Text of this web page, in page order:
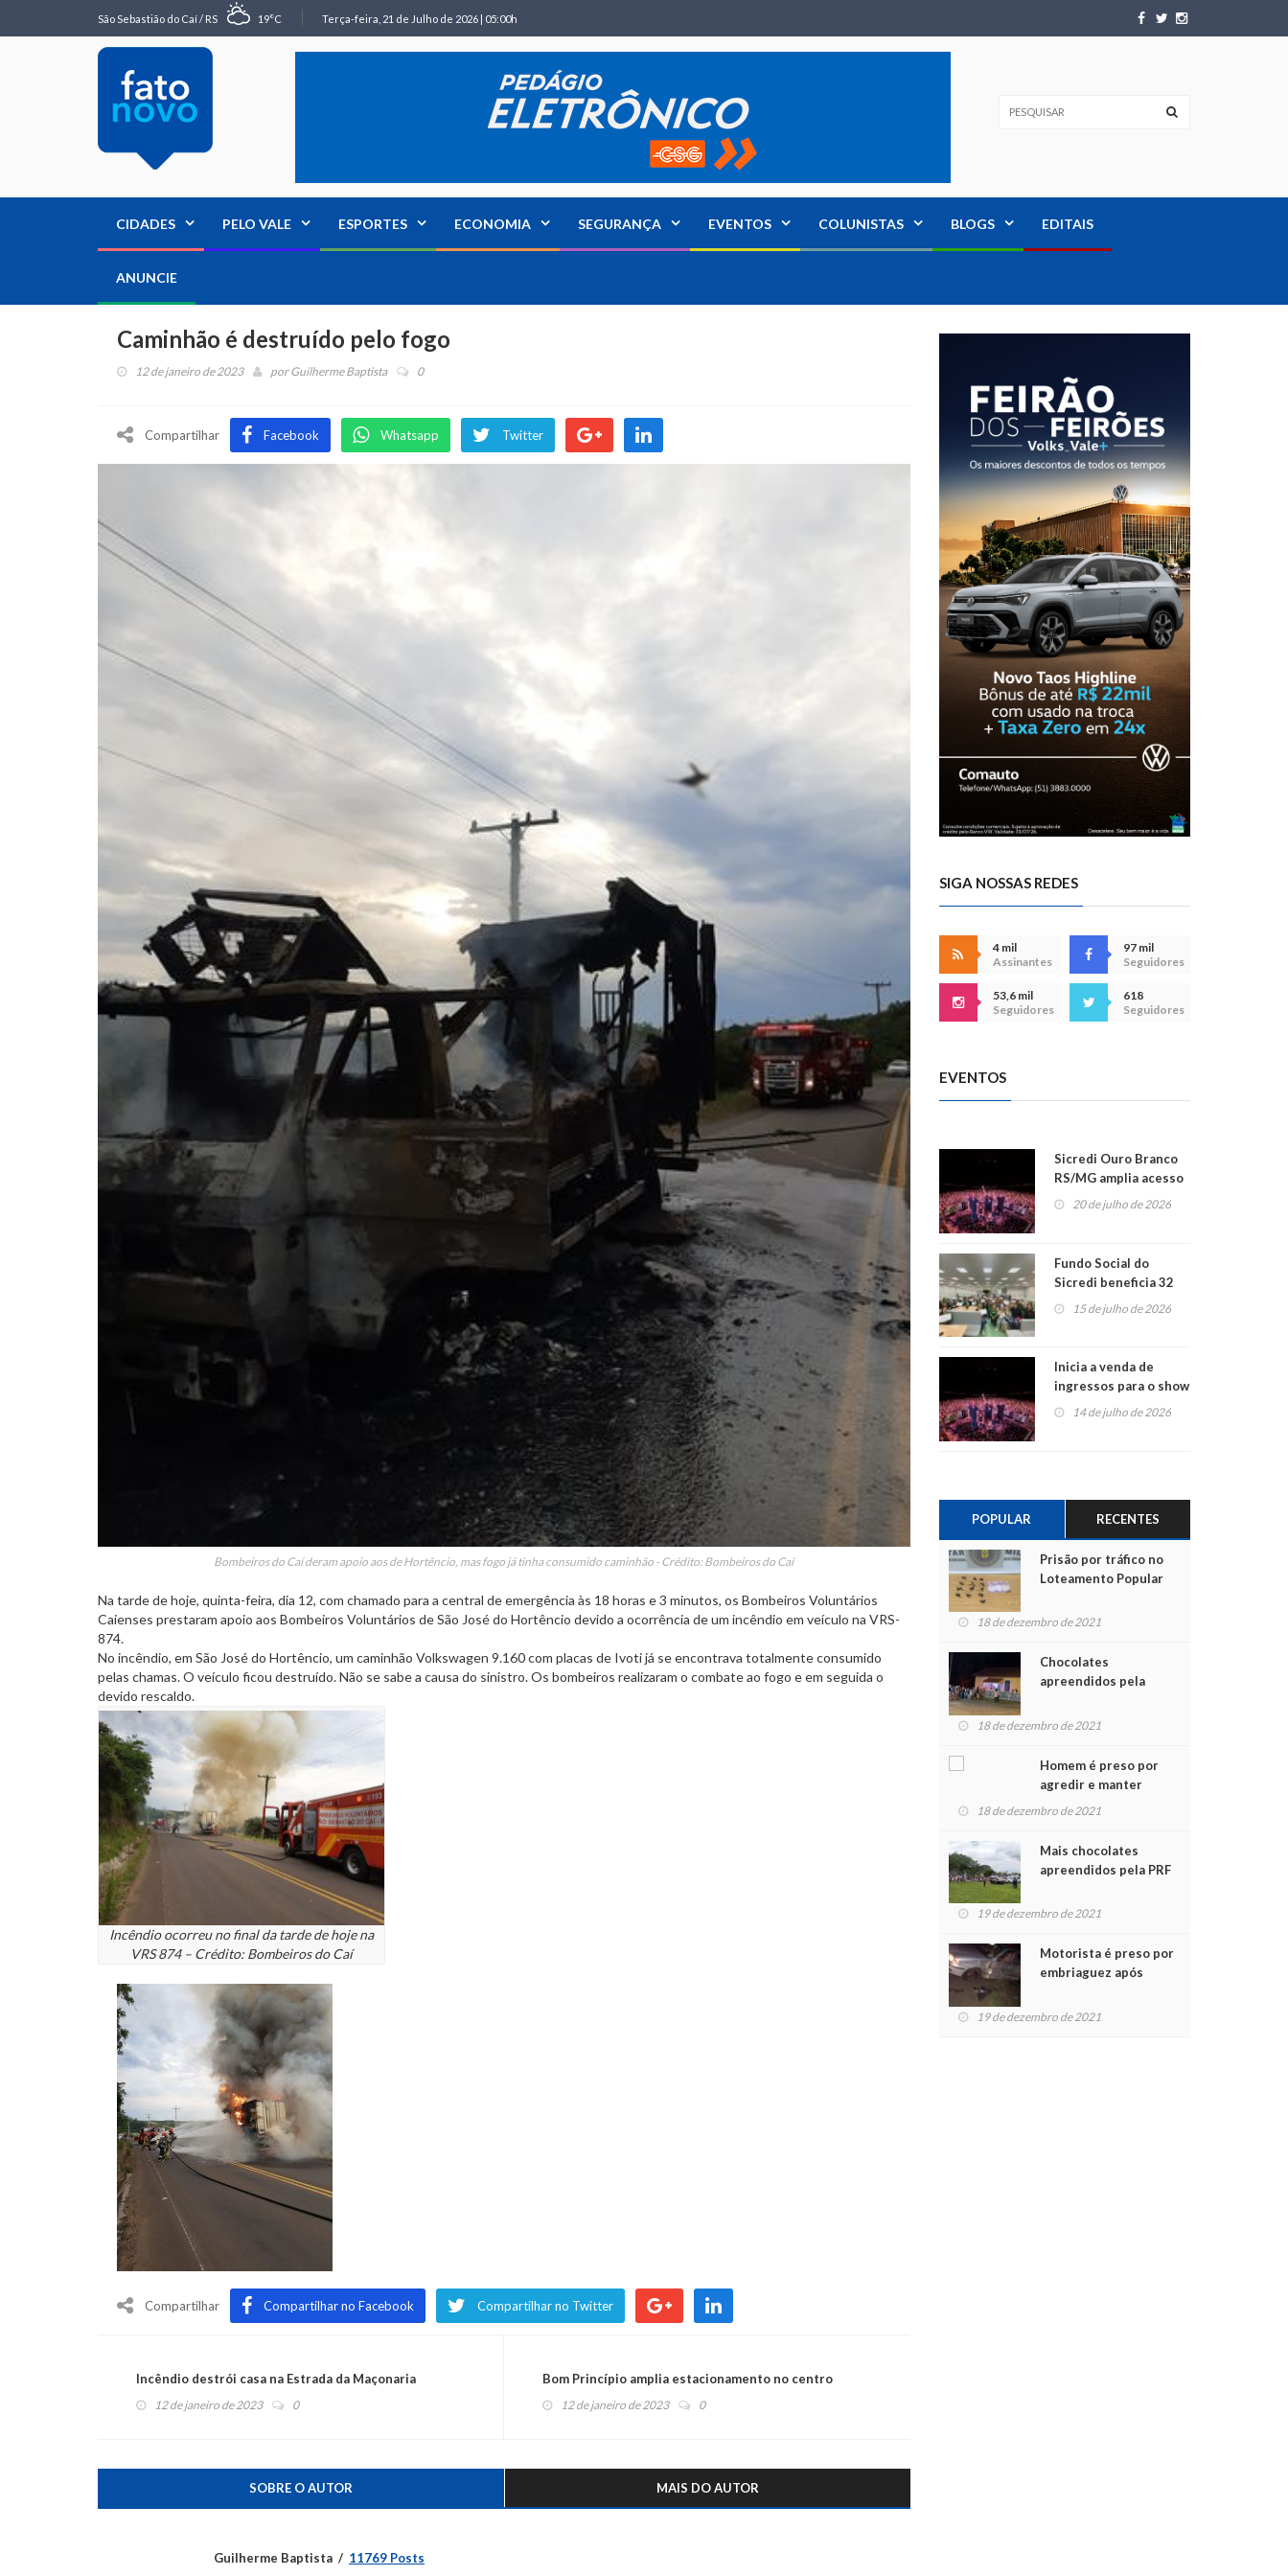
São Sebastião do Caí / RS 19°C Terça-feira, 21 de Julho de 2026 | 05:00h
CIDADES PELO VALE ESPORTES ECONOMIA SEGURANÇA EVENTOS COLUNISTAS BLOGS EDITAIS
ANUNCIE
Caminhão é destruído pelo fogo
12 de janeiro de 2023 porGuilherme Baptista 0
Compartilhar Facebook Whatsapp Twitter
Bombeiros do Caí deram apoio aos de Hortêncio, mas fogo já tinha consumido caminhão - Crédito: Bombeiros do Caí
Na tarde de hoje, quinta-feira, dia 12, com chamado para a central de emergência às 18 horas e 3 minutos, os Bombeiros Voluntários
Caienses prestaram apoio aos Bombeiros Voluntários de São José do Hortêncio devido a ocorrência de um incêndio em veículo na VRS-
874.
No incêndio, em São José do Hortêncio, um caminhão Volkswagen 9.160 com placas de Ivoti já se encontrava totalmente consumido
pelas chamas. O veículo ficou destruído. Não se sabe a causa do sinistro. Os bombeiros realizaram o combate ao fogo e em seguida o
devido rescaldo.
Incêndio ocorreu no final da tarde de hoje na
VRS 874 – Crédito: Bombeiros do Caí
Compartilhar Compartilhar no Facebook Compartilhar no Twitter
Incêndio destrói casa na Estrada da Maçonaria
12 de janeiro de 2023 0
Bom Princípio amplia estacionamento no centro
12 de janeiro de 2023 0
SOBRE O AUTOR MAIS DO AUTOR
Guilherme Baptista 11769 Posts
SIGA NOSSAS REDES
4 mil
Assinantes
97 mil
Seguidores
53,6 mil
Seguidores
618
Seguidores
EVENTOS
Sicredi Ouro Branco
RS/MG amplia acesso
ao show dos 45 anos
20 de julho de 2026
Fundo Social do
Sicredi beneficia 32
projetos em
Montenegro
15 de julho de 2026
Inicia a venda de
ingressos para o show
do Jota Quest nos 45
14 de julho de 2026
POPULAR RECENTES
Prisão por tráfico no
Loteamento Popular
18 de dezembro de 2021
Chocolates
apreendidos pela
para crianças na
18 de dezembro de 2021
Homem é preso por
agredir e manter
mulher em cárcere
18 de dezembro de 2021
Mais chocolates
apreendidos pela PRF
crianças no Natal
19 de dezembro de 2021
Motorista é preso por
embriaguez após
feridos
19 de dezembro de 2021